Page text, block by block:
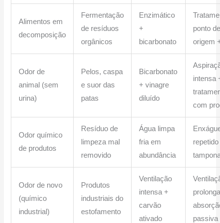
Alimentos em
decomposição
Fermentação
de resíduos
orgânicos
Enzimático
+
bicarbonato
ponto
origem
Odor de
animal (sem
urina)
Pelos, caspa
e suor das
patas
Bicarbonato
+ vinagre
diluído
intensa
com
Odor químico
de produtos
Resíduo de
limpeza mal
removido
Água limpa
fria em
abundância
Odor de novo
(químico
industrial)
Produtos
industriais do
estofamento
Ventilação
intensa +
carvão
ativado
passiva